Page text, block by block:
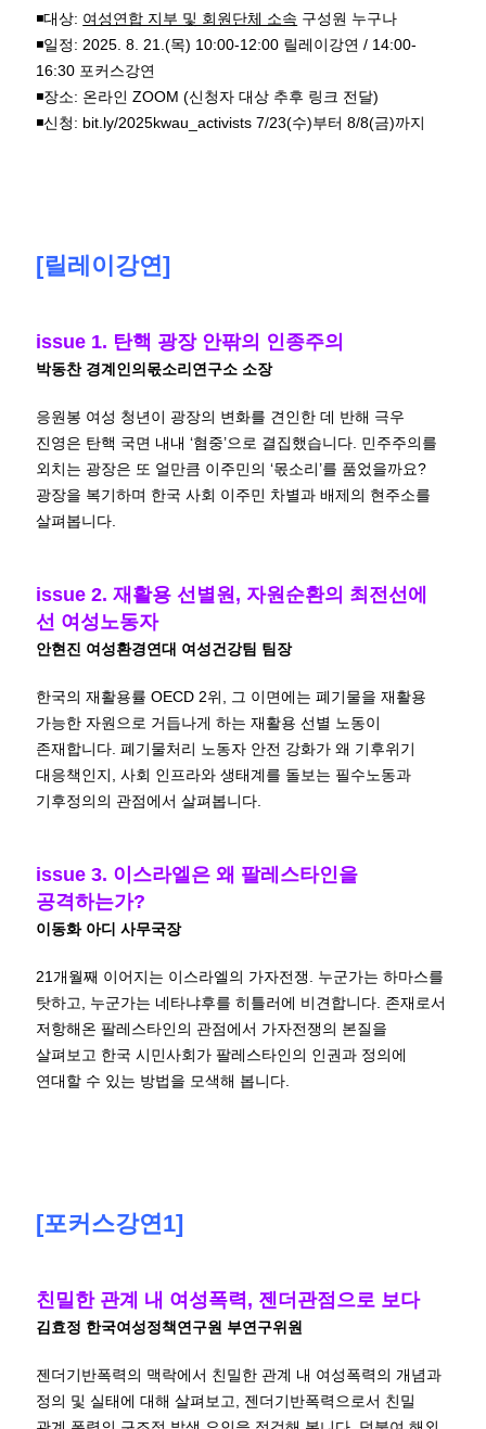
◾대상: 여성연합 지부 및 회원단체 소속 구성원 누구나
◾일정: 2025. 8. 21.(목) 10:00-12:00 릴레이강연 / 14:00-
16:30 포커스강연
◾장소: 온라인 ZOOM (신청자 대상 추후 링크 전달)
◾신청: bit.ly/2025kwau_activists 7/23(수)부터 8/8(금)까지
[릴레이강연]
issue 1. 탄핵 광장 안팎의 인종주의
박동찬 경계인의몫소리연구소 소장
응원봉 여성 청년이 광장의 변화를 견인한 데 반해 극우
진영은 탄핵 국면 내내 ‘혐중’으로 결집했습니다. 민주주의를
외치는 광장은 또 얼만큼 이주민의 ‘몫소리’를 품었을까요?
광장을 복기하며 한국 사회 이주민 차별과 배제의 현주소를
살펴봅니다.
issue 2. 재활용 선별원, 자원순환의 최전선에
선 여성노동자
안현진 여성환경연대 여성건강팀 팀장
한국의 재활용률 OECD 2위, 그 이면에는 폐기물을 재활용
가능한 자원으로 거듭나게 하는 재활용 선별 노동이
존재합니다. 폐기물처리 노동자 안전 강화가 왜 기후위기
대응책인지, 사회 인프라와 생태계를 돌보는 필수노동과
기후정의의 관점에서 살펴봅니다.
issue 3. 이스라엘은 왜 팔레스타인을
공격하는가?
이동화 아디 사무국장
21개월째 이어지는 이스라엘의 가자전쟁. 누군가는 하마스를
탓하고, 누군가는 네타냐후를 히틀러에 비견합니다. 존재로서
저항해온 팔레스타인의 관점에서 가자전쟁의 본질을
살펴보고 한국 시민사회가 팔레스타인의 인권과 정의에
연대할 수 있는 방법을 모색해 봅니다.
[포커스강연1]
친밀한 관계 내 여성폭력, 젠더관점으로 보다
김효정 한국여성정책연구원 부연구위원
젠더기반폭력의 맥락에서 친밀한 관계 내 여성폭력의 개념과
정의 및 실태에 대해 살펴보고, 젠더기반폭력으로서 친밀